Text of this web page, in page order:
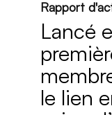
Rapport
Lancé
le lien